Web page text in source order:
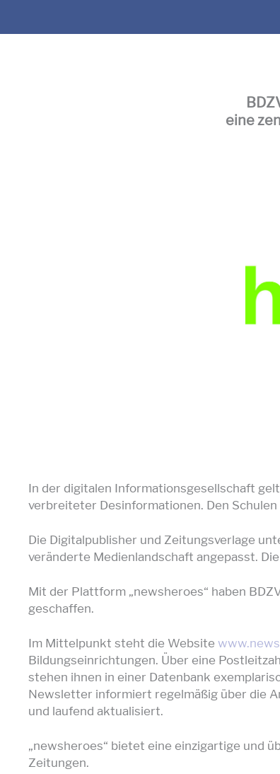
eine
In der digitalen Informationsgesellschaft
verbreiteter Desinformationen. Den
Die Digitalpublisher und Zeitungsverlage
veränderte Medienlandschaft angepasst.
Mit der Plattform „newsheroes“ haben
geschaffen.
Im Mittelpunkt steht die Website
Bildungseinrichtungen. Über eine
stehen ihnen in einer Datenbank
Newsletter informiert regelmäßig über die
und laufend aktualisiert.
„newsheroes“ bietet eine einzigartige und
Zeitungen.